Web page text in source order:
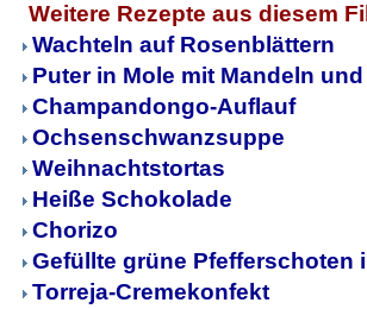
Weitere Rezepte aus diesem
Wachteln auf Rosenblättern
Puter in Mole mit Mandeln
Champandongo-Auflauf
Ochsenschwanzsuppe
Weihnachtstortas
Heiße Schokolade
Chorizo
Gefüllte grüne Pfefferschoten
Torreja-Cremekonfekt